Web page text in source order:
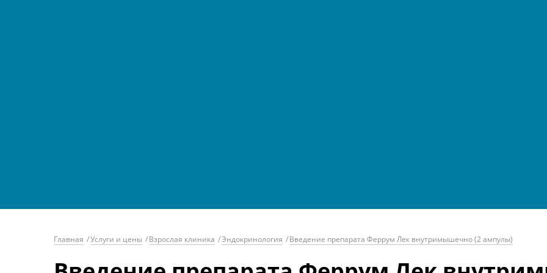
Главная /Услуги и цены /Взрослая клиника /Эндокринология /Введение препарата Феррум Лек внутримышечно (2 ампулы)